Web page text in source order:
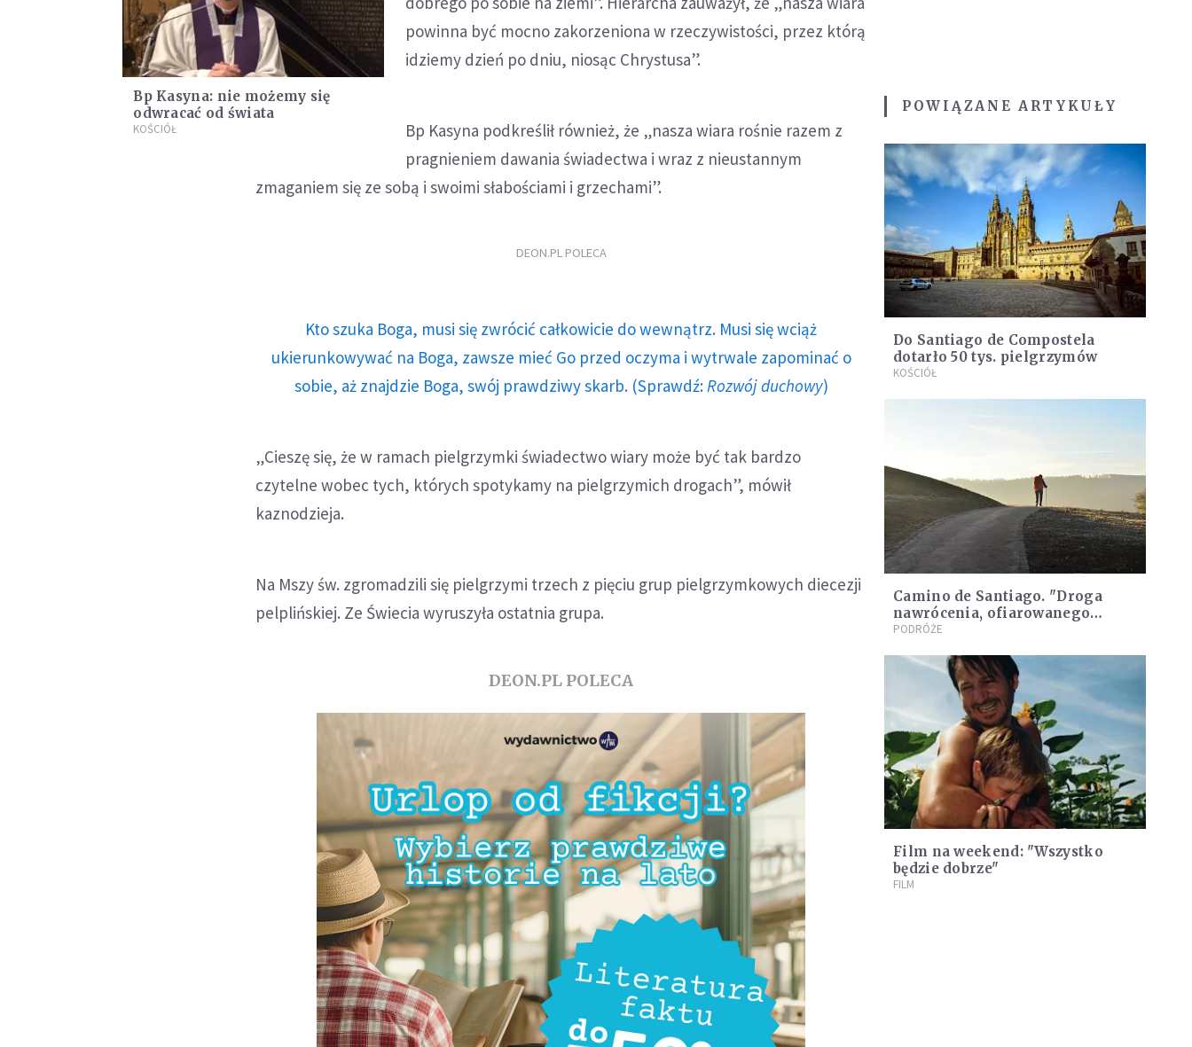
Bp Kasyna: nie możemy się
odwracać od świata
KOŚCIÓŁ
powinna być mocno zakorzeniona w rzeczywistości, przez którą
idziemy dzień po dniu, niosąc Chrystusa”.
Bp Kasyna podkreślił również, że „nasza wiara rośnie razem z
pragnieniem dawania świadectwa i wraz z nieustannym
zmaganiem się ze sobą i swoimi słabościami i grzechami”.
DEON.PL POLECA
Kto szuka Boga, musi się zwrócić całkowicie do wewnątrz. Musi się wciąż
ukierunkowywać na Boga, zawsze mieć Go przed oczyma i wytrwale zapominać o
sobie, aż znajdzie Boga, swój prawdziwy skarb. (Sprawdź: Rozwój duchowy)
„Cieszę się, że w ramach pielgrzymki świadectwo wiary może być tak bardzo
czytelne wobec tych, których spotykamy na pielgrzymich drogach”, mówił
kaznodzieja.
Na Mszy św. zgromadzili się pielgrzymi trzech z pięciu grup pielgrzymkowych diecezji
pelplińskiej. Ze Świecia wyruszyła ostatnia grupa.
DEON.PL POLECA
POWIĄZANE ARTYKUŁY
Do Santiago de Compostela
dotarło 50 tys. pielgrzymów
KOŚCIÓŁ
Camino de Santiago. "Droga
nawrócenia, ofiarowanego
każdemu"
PODRÓŻE
Film na weekend: "Wszystko
będzie dobrze"
FILM